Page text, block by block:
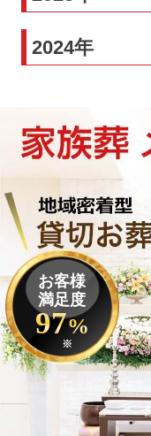
2024年
お客様
満足度
97%
※